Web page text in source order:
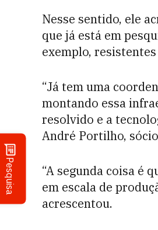
Pesquisa
Nesse sentido, ele
que já está em
exemplo,
“Já tem uma
montando essa
resolvido e a
André Portilho,
“A segunda coisa é
em escala de
acrescentou.